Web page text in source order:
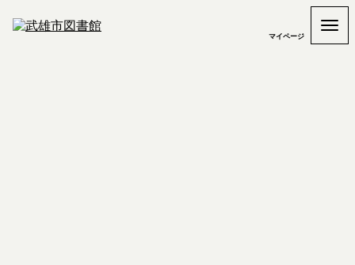
マイページ